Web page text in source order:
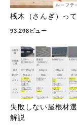
桟木（さんぎ）っ
93,208ビュー
失敗しない屋根材
解説